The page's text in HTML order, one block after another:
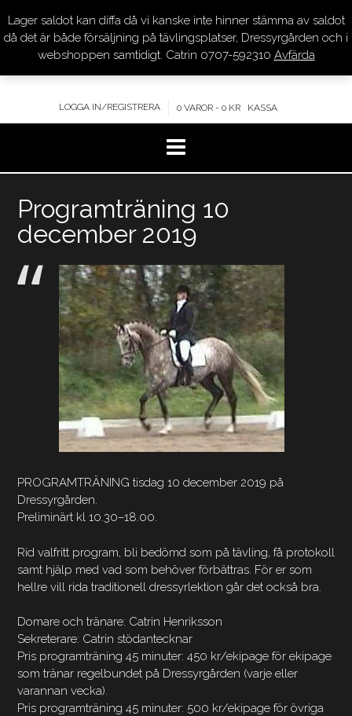
innehåll
DRESSYR.COM
KVALITET – KOMPETENS – SERVICE
LOGGA IN/REGISTRERA 0 VAROR - 0 KR KASSA
Programträning 10
december 2019
PROGRAMTRÄNING tisdag 10 december 2019 på
Dressyrgården.
Preliminärt kl 10.30–18.00.
Rid valfritt program, bli bedömd som på tävling, få protokoll
samt hjälp med vad som behöver förbättras. För er som
hellre vill rida traditionell dressyrlektion går det också bra.
Domare och tränare: Catrin Henriksson
Sekreterare: Catrin stödantecknar
Pris programträning 45 minuter: 450 kr/ekipage för ekipage
som tränar regelbundet på Dressyrgården (varje eller
varannan vecka).
Pris programträning 45 minuter: 500 kr/ekipage för övriga
Lager saldot kan diffa då vi kanske inte hinner stämma av saldot
då det är både försäljning på tävlingsplatser, Dressyrgården och i
webshoppen samtidigt. Catrin 0707-592310 Avfärda